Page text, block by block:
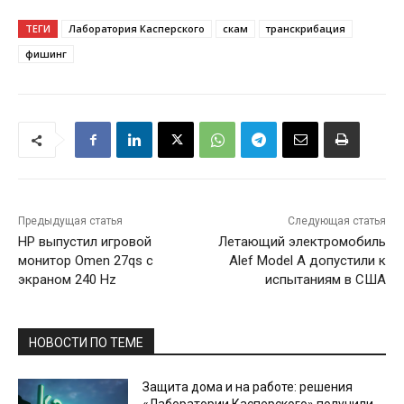
ТЕГИ Лаборатория Касперского скам
транскрибация
фишинг
Предыдущая статья
HP выпустил игровой
монитор Omen 27qs с
экраном 240 Hz
Следующая статья
Летающий электромобиль
Alef Model A допустили к
испытаниям в США
НОВОСТИ ПО ТЕМЕ
Защита дома и на работе: решения